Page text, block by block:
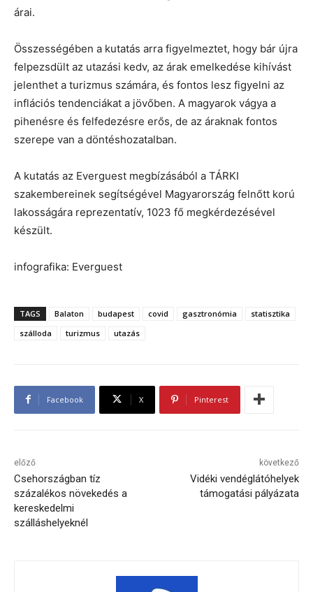
árai.
Összességében a kutatás arra figyelmeztet, hogy bár újra
felpezsdült az utazási kedv, az árak emelkedése kihívást
jelenthet a turizmus számára, és fontos lesz figyelni az
inflációs tendenciákat a jövőben. A magyarok vágya a
pihenésre és felfedezésre erős, de az áraknak fontos
szerepe van a döntéshozatalban.
A kutatás az Everguest megbízásából a TÁRKI
szakembereinek segítségével Magyarország felnőtt korú
lakosságára reprezentatív, 1023 fő megkérdezésével
készült.
infografika: Everguest
TAGS Balaton budapest covid gasztronómia
statisztika
szálloda
turizmus utazás
Facebook X Pinterest
előző
Csehországban tíz
százalékos növekedés a
kereskedelmi
szálláshelyeknél
következő
Vidéki vendéglátóhelyek
támogatási pályázata